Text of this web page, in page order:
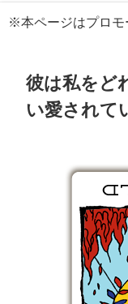
※本ページはプロモ
彼は私をど
い愛されて